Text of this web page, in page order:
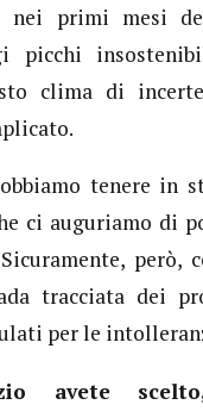
nei primi mesi
picchi
clima di
tenere in
ci auguriamo di
però,
tracciata dei
per le
avete